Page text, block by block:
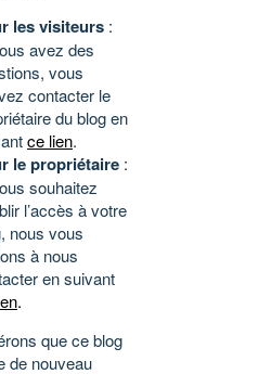
les visiteurs :
avez des
vous
contacter le
du blog en
ce lien.
le propriétaire :
souhaitez
l’accès à votre
nous vous
à nous
en suivant
.
que ce blog
de nouveau